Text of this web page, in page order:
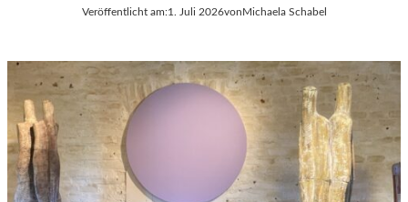
Veröffentlicht am:1. Juli 2026vonMichaela Schabel